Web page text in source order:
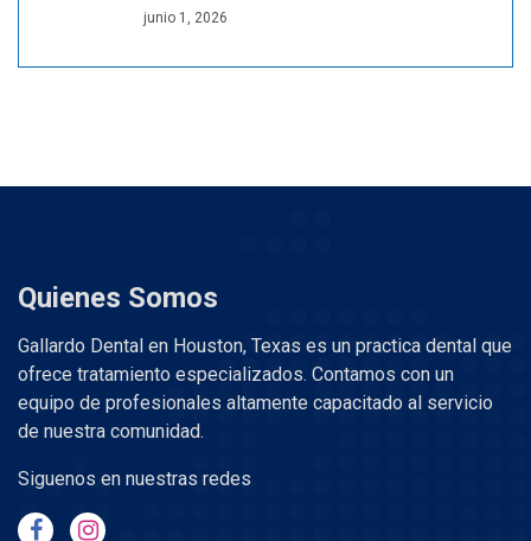
junio 1, 2026
Quienes Somos
Gallardo Dental en Houston, Texas es un practica dental que
ofrece tratamiento especializados. Contamos con un
equipo de profesionales altamente capacitado al servicio
de nuestra comunidad.
Siguenos en nuestras redes